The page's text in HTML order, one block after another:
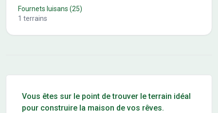
Fournets luisans (25)
1 terrains
Vous êtes sur le point de trouver le terrain idéal
pour construire la maison de vos rêves.